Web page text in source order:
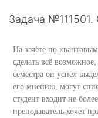
Задача
На зачёте по
сделать всё
семестра он успел
его мнению, могут
студент входит не
преподаватель хочет